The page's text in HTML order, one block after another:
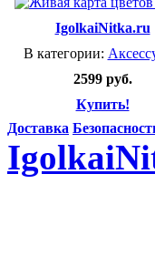
IgolkaiNitka.ru
В категории:
2599 руб.
Купить!
Доставка